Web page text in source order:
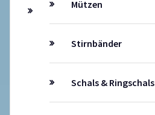
Mützen
Stirnbänder
Schals & Ringschals